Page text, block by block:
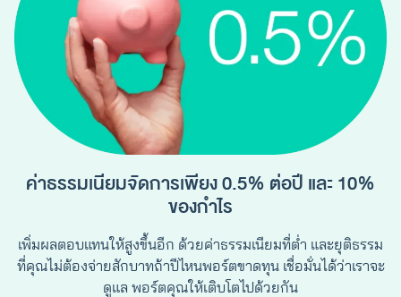
ค่าธรรมเนียมจัดการเพียง 0.5% ต่อปี และ 10%
ของกำไร
เพิ่มผลตอบแทนให้สูงขึ้นอีก ด้วยค่าธรรมเนียมที่ต่ำ และยุติธรรม
ที่คุณไม่ต้องจ่ายสักบาทถ้าปีไหนพอร์ตขาดทุน เชื่อมั่นได้ว่าเราจะ
ดูแล พอร์ตคุณให้เติบโตไปด้วยกัน